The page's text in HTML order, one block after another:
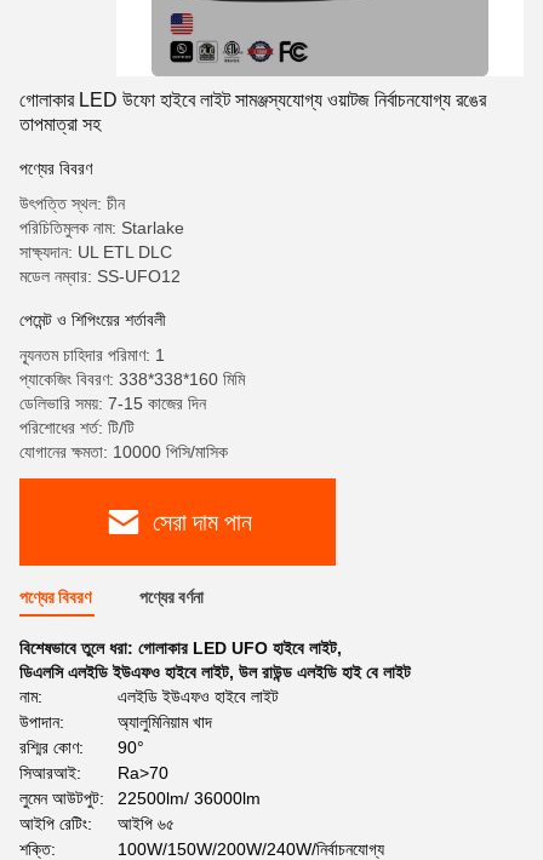
গোলাকার LED উফো হাইবে লাইট সামঞ্জস্যযোগ্য ওয়াটজ নির্বাচনযোগ্য রঙের
তাপমাত্রা সহ
পণ্যের বিবরণ
উৎপত্তি স্থল: চীন
পরিচিতিমুলক নাম: Starlake
সাক্ষ্যদান: UL ETL DLC
মডেল নম্বার: SS-UFO12
পেমেন্ট ও শিপিংয়ের শর্তাবলী
ন্যূনতম চাহিদার পরিমাণ: 1
প্যাকেজিং বিবরণ: 338*338*160 মিমি
ডেলিভারি সময়: 7-15 কাজের দিন
পরিশোধের শর্ত: টি/টি
যোগানের ক্ষমতা: 10000 পিসি/মাসিক
সেরা দাম পান
পণ্যের বিবরণ পণ্যের বর্ণনা
বিশেষভাবে তুলে ধরা: গোলাকার LED UFO হাইবে লাইট,
ডিএলসি এলইডি ইউএফও হাইবে লাইট, উল রাউন্ড এলইডি হাই বে লাইট
নাম:
এলইডি ইউএফও হাইবে লাইট
উপাদান:
অ্যালুমিনিয়াম খাদ
রশ্মির কোণ:
90°
সিআরআই:
Ra>70
লুমেন আউটপুট:
22500lm/ 36000lm
আইপি রেটিং:
আইপি ৬৫
শক্তি:
100W/150W/200W/240W/নির্বাচনযোগ্য